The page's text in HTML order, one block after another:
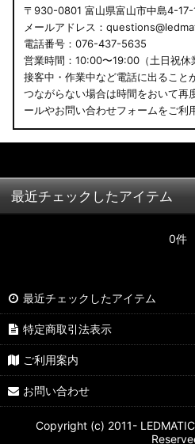
〒930-0801 富山県富山市中島4-17-
メールアドレス：
電話番号：076-437-5635
営業時間：10:00〜19:00（土日祝休
接客中・作業中など電話に出ること
つながらない場合は時間をおいて再
ールやお問い合わせフォームをご利
最近チェックしたアイテム
0件
最近チェックしたアイテム
特定商取引法表示
ご利用案内
お問い合わせ
Copyright (c) 2011-